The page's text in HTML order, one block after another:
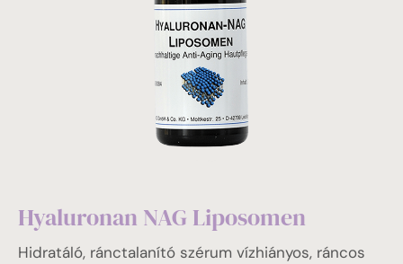
Hyaluronan NAG Liposomen
Hidratáló, ránctalanító szérum vízhiányos, ráncos